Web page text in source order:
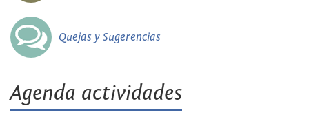
Quejas y Sugerencias
Agenda actividades